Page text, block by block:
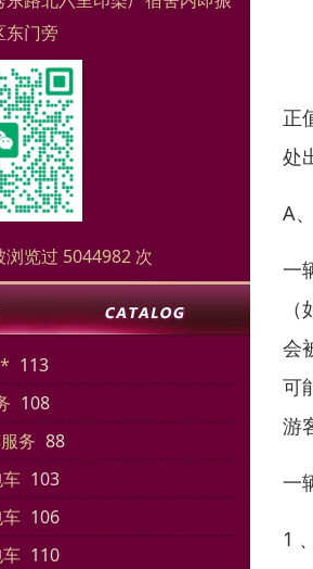
东门旁
浏览过 5044982 次
113
108
务 88
103
106
110
正
处
A
一
会
可
游
一
1